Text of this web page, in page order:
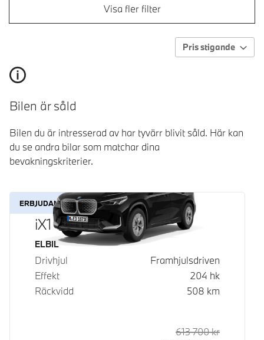
Visa fler filter
Pris stigande
Bilen är såld
Bilen du är intresserad av har tyvärr blivit såld. Här kan
du se andra bilar som matchar dina
bevakningskriterier.
ERBJUDANDE
iX1 eDrive20
Bränsle
ELBIL
Drivhjul
Framhjulsdriven
Effekt
204 hk
Räckvidd
508 km
Rek. ord
613 700kr